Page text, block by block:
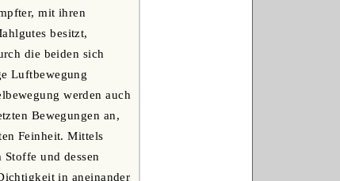
mit ihren
besitzt,
die beiden sich
Luftbewegung
werden auch
Bewegungen an,
Feinheit. Mittels
und dessen
in aneinander